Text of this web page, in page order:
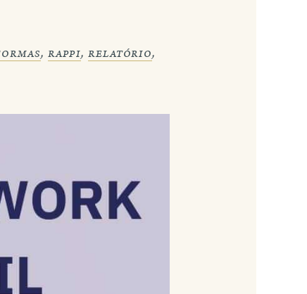
, rappi,relatório,